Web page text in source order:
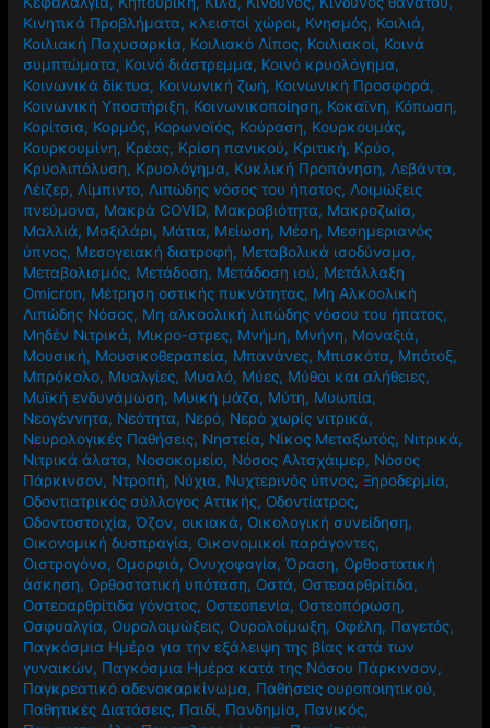
σενάρια,Κάψουλα,Κέντρα Υποστήριξης Ακοής Θεοδώρου,
Κεφαλαλγία,Κηπουρική,Κιλά,Κίνδυνος,Κίνδυνος θανάτου
Κινητικά Προβλήματα, κλειστοί χώροι, Κνησμός,Κοιλιά,
Κοιλιακή Παχυσαρκία,Κοιλιακό Λίπος,Κοιλιακοί,Κοινά
συμπτώματα, Κοινό διάστρεμμα,Κοινό κρυολόγημα,
Κοινωνικά δίκτυα,Κοινωνική ζωή,Κοινωνική Προσφορά,
Κοινωνική Υποστήριξη,Κοινωνικοποίηση,Κοκαϊνη,Κόπωση
Κορίτσια,Κορμός,Κορωνοϊός,Κούραση,Κουρκουμάς
Κουρκουμίνη,Κρέας,Κρίση πανικού, Κριτική,Κρύο,
Κρυολιπόλυση,Κρυολόγημα,Κυκλική Προπόνηση,Λεβάντα
Λέιζερ,Λίμπιντο,Λιπώδης νόσος του ήπατος,Λοιμώξεις
πνεύμονα,Μακρά COVID, Μακροβιότητα, Μακροζωία,
Μαλλιά,Μαξιλάρι, Μάτια,Μείωση,Μέση,Μεσημεριανός
ύπνος,Μεσογειακή διατροφή,Μεταβολικά ισοδύναμα
Μεταβολισμός,Μετάδοση, Μετάδοση ιού,Μετάλλαξη
Omicron ,Μέτρηση οστικής πυκνότητας, Μη Αλκοολική
Λιπώδης Νόσος ,Μη αλκοολική λιπώδης νόσου του ήπατος
Μηδέν Νιτρικά,Μικρο-στρες ,Μνήμη,Μνήνη,Μοναξιά,
Μουσική,Μουσικοθεραπεία,Μπανάνες,Μπισκότα,Μπότοξ
Μπρόκολο,Μυαλγίες,Μυαλό,Μύες,Μύθοι και αλήθειες
Μυϊκή ενδυνάμωση,Μυική μάζα, Μύτη, Μυωπία
Νεογέννητα,Νεότητα,Νερό, Νερό χωρίς νιτρικά,
Νευρολογικές Παθήσεις,Νηστεία,Νίκος Μεταξωτός,Νιτρικά
Νιτρικά άλατα,Νοσοκομείο ,Νόσος Αλτσχάιμερ,Νόσος
Πάρκινσον,Ντροπή,Νύχια,Νυχτερινός ύπνος,
Οδοντιατρικός σύλλογος Αττικής,Οδοντίατρος,
Οδοντοστοιχία,Όζον,οικιακά,Οικολογική συνείδηση
Οικονομική δυσπραγία ,Οικονομικοί παράγοντες,
Οιστρογόνα,Ομορφιά ,Ονυχοφαγία ,Όραση,Ορθοστατική
άσκηση,Ορθοστατική υπόταση,Οστά ,Οστεοαρθρίτιδα
Οστεοαρθρίτιδα γόνατος,Οστεοπενία,Οστεοπόρωση,
Οσφυαλγία , Ουρολοιμώξεις,Ουρολοίμωξη,Οφέλη ,Παγετός
Παγκόσμια Ημέρα για την εξάλειψη της βίας κατά των
γυναικών,Παγκόσμια Ημέρα κατά της Νόσου Πάρκινσον
Παγκρεατικό αδενοκαρκίνωμα,Παθήσεις ουροποιητικού